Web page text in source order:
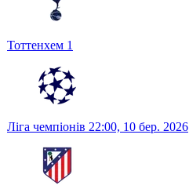
Тоттенхем 1
Ліга чемпіонів 22:00, 10 бер. 2026